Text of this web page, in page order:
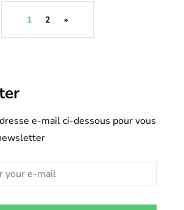
1 2 »
e-mail ci-dessous pour vous